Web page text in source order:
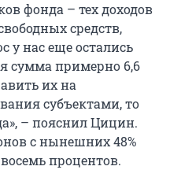
фонда – тех доходов
средств,
нас еще остались
сумма примерно 6,6
их на
субъектами, то
– пояснил Цицин.
с нынешних 48%
процентов.